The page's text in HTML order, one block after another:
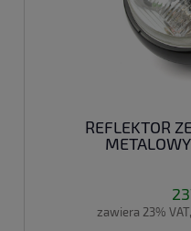
REFLEKTOR
zawiera 23%